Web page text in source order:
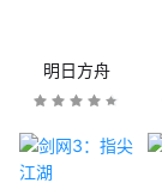
明日方舟